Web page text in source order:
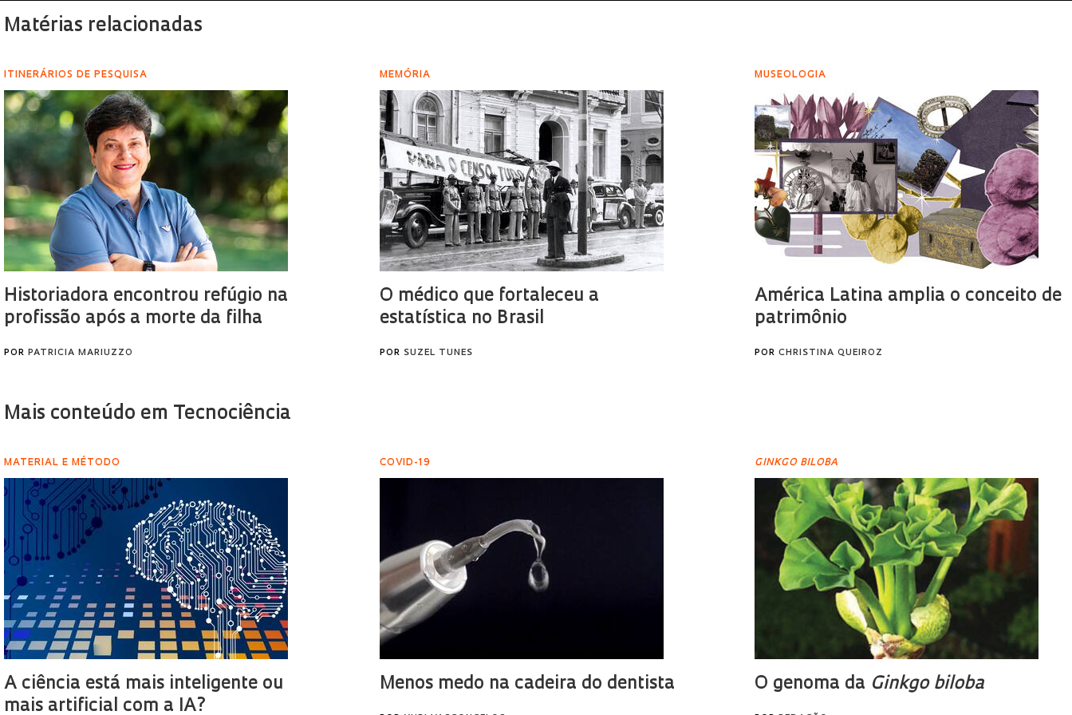
Matérias relacionadas
ITINERÁRIOS DE PESQUISA
Historiadora encontrou refúgio na
profissão após a morte da filha
POR PATRICIA MARIUZZO
MEMÓRIA
O médico que fortaleceu a
estatística no Brasil
POR SUZEL TUNES
MUSEOLOGIA
América Latina amplia o conceito de
patrimônio
PORCHRISTINA QUEIROZ
Mais conteúdo em Tecnociência
MATERIAL E MÉTODO
A ciência está mais inteligente ou
mais artificial com a IA?
COVID-19
Menos medo na cadeira do dentista
GINKGO BILOBA
O genoma da Ginkgo biloba